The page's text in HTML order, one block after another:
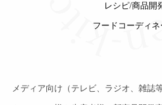
レシピ/商品開
フードコーディネ
メディア向け（テレビ、ラジオ、雑誌